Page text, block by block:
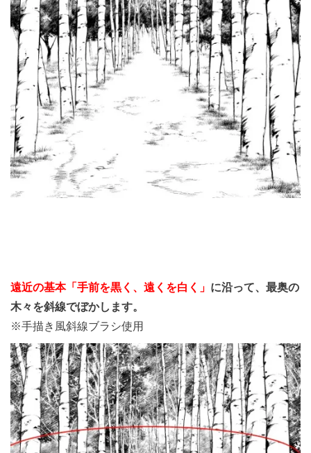
遠近の基本「手前を黒く、遠くを白く」 に沿って、最奥の
木々を斜線でぼかします。
※手描き風斜線ブラシ使用